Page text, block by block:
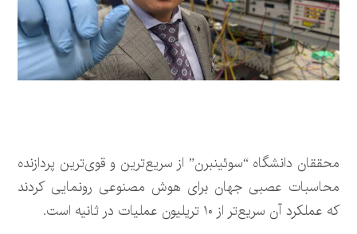
محققان دانشگاه “سوئینبرن” از سریع‌ترین و قوی‌ترین پردازنده
محاسبات عصبی جهان برای هوش مصنوعی رونمایی کردند
که عملکرد آن سریع‌تر از ۱۰ تریلیون عملیات در ثانیه است.